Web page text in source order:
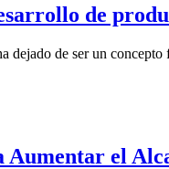
de
de ser un
Aumentar el